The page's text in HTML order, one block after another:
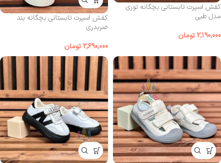
کفش اسپرت تابستانی بچگانه توری
مدل طبی
2,190,000 تومان
کفش اسپرت تابستانی بچگانه بند
ضربدری
2,690,000 تومان